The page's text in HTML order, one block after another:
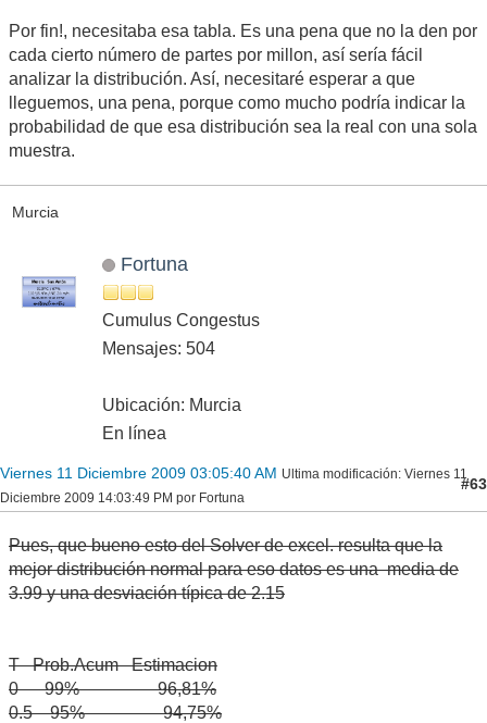
Por fin!, necesitaba esa tabla. Es una pena que no la den por
cada cierto número de partes por millon, así sería fácil
analizar la distribución. Así, necesitaré esperar a que
lleguemos, una pena, porque como mucho podría indicar la
probabilidad de que esa distribución sea la real con una sola
muestra.
Murcia
Fortuna
Cumulus Congestus
Mensajes: 504
Ubicación: Murcia
En línea
Viernes 11 Diciembre 2009 03:05:40 AM Ultima modificación: Viernes 11
Diciembre 2009 14:03:49 PM por Fortuna
#63
Pues, que bueno esto del Solver de excel. resulta que la
mejor distribución normal para eso datos es una media de
3.99 y una desviación típica de 2.15
T Prob.Acum Estimacion
0 99% 96,81%
0.5 95% 94,75%